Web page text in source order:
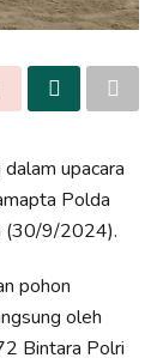
upacara
Polda
(30/9/2024).
pohon
oleh
Bintara Polri